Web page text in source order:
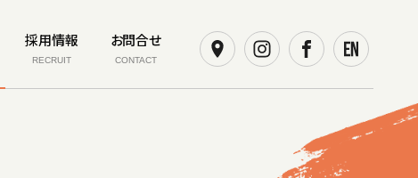
採用情報
RECRUIT
お問合せ
CONTACT